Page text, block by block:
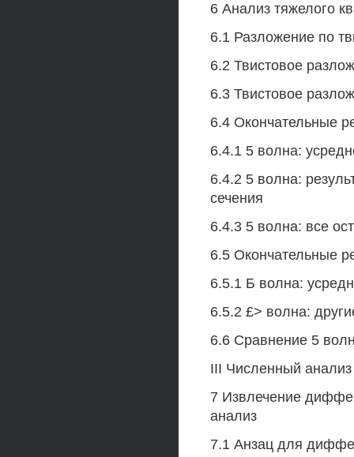
6 Анализ тяжелого
6.1 Разложение по
6.2 Твистовое
6.3 Твистовое
6.4 Окончательные
6.4.1 5 волна:
6.4.2 5 волна:
сечения
6.4.3 5 волна: все
6.5 Окончательные
6.5.1 Б волна:
6.5.2 £> волна:
6.6 Сравнение 5
III Численный анализ
7 Извлечение
анализ
7.1 Анзац для